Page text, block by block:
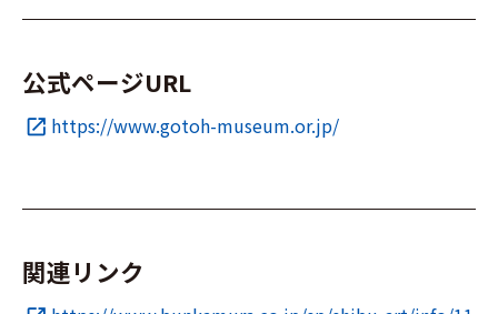
公式ページURL
open_in_new https://www.gotoh-museum.or.jp/
関連リンク